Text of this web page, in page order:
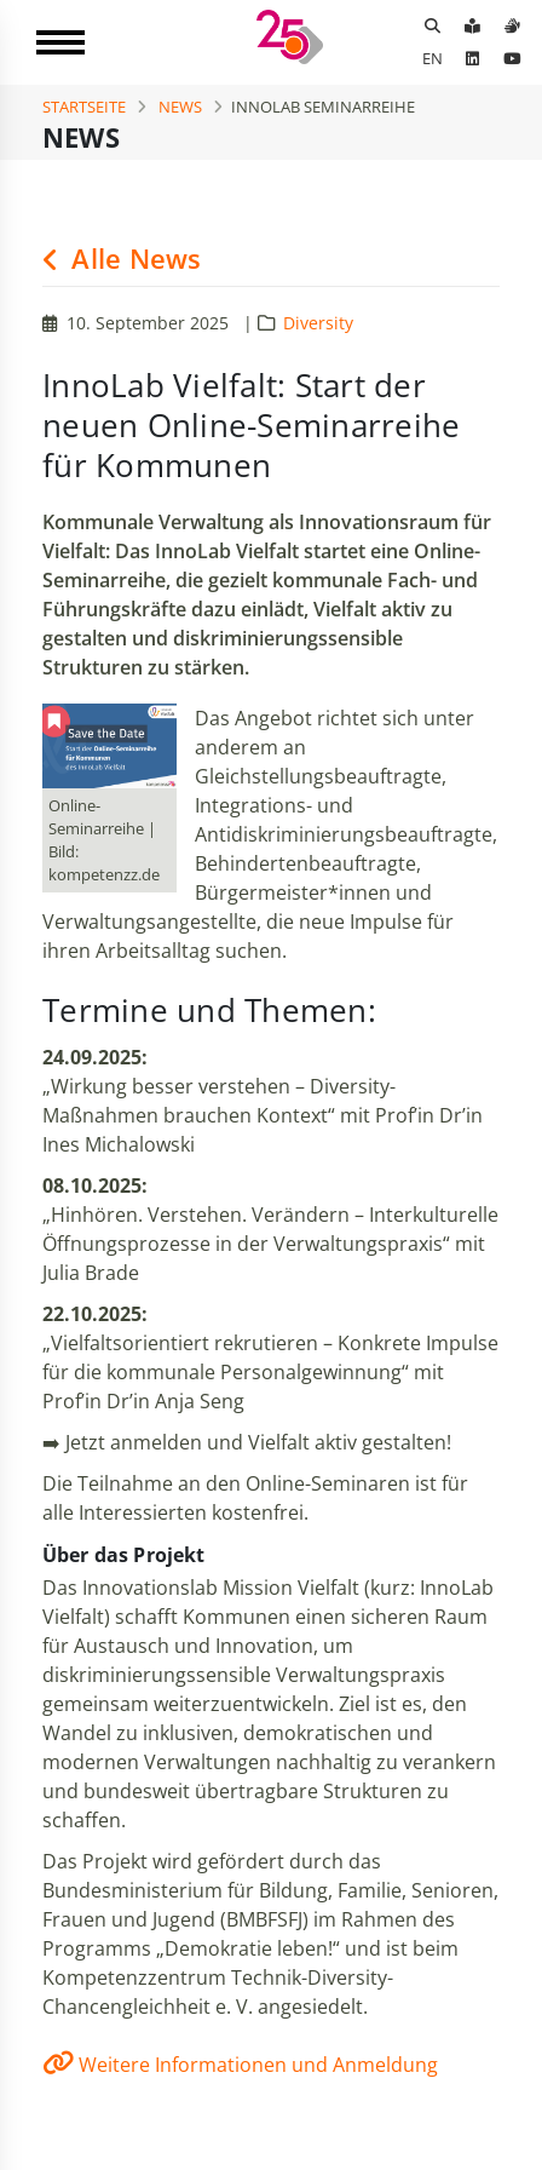
EN
NEWS
STARTSEITE NEWS INNOLAB SEMINARREIHE
Alle News
10. September 2025 | Diversity
InnoLab Vielfalt: Start der
neuen Online-Seminarreihe
für Kommunen
Kommunale Verwaltung als Innovationsraum für
Vielfalt: Das InnoLab Vielfalt startet eine Online-
Seminarreihe, die gezielt kommunale Fach- und
Führungskräfte dazu einlädt, Vielfalt aktiv zu
gestalten und diskriminierungssensible
Strukturen zu stärken.
Online-
Seminarreihe |
Bild:
kompetenzz.de
Das Angebot richtet sich unter
anderem an
Gleichstellungsbeauftragte,
Integrations- und
Antidiskriminierungsbeauftragte,
Behindertenbeauftragte,
Bürgermeister*innen und
Verwaltungsangestellte, die neue Impulse für
ihren Arbeitsalltag suchen.
Termine und Themen:
24.09.2025:
„Wirkung besser verstehen – Diversity-
Maßnahmen brauchen Kontext“ mit Prof’in Dr’in
Ines Michalowski
08.10.2025:
„Hinhören. Verstehen. Verändern – Interkulturelle
Öffnungsprozesse in der Verwaltungspraxis“ mit
Julia Brade
22.10.2025:
„Vielfaltsorientiert rekrutieren – Konkrete Impulse
für die kommunale Personalgewinnung“ mit
Prof’in Dr’in Anja Seng
➡️ Jetzt anmelden und Vielfalt aktiv gestalten!
Die Teilnahme an den Online-Seminaren ist für
alle Interessierten kostenfrei.
Über das Projekt
Das Innovationslab Mission Vielfalt (kurz: InnoLab
Vielfalt) schafft Kommunen einen sicheren Raum
für Austausch und Innovation, um
diskriminierungssensible Verwaltungspraxis
gemeinsam weiterzuentwickeln. Ziel ist es, den
Wandel zu inklusiven, demokratischen und
modernen Verwaltungen nachhaltig zu verankern
und bundesweit übertragbare Strukturen zu
schaffen.
Das Projekt wird gefördert durch das
Bundesministerium für Bildung, Familie, Senioren,
Frauen und Jugend (BMBFSFJ) im Rahmen des
Programms „Demokratie leben!“ und ist beim
Kompetenzzentrum Technik-Diversity-
Chancengleichheit e. V. angesiedelt.
Weitere Informationen und Anmeldung